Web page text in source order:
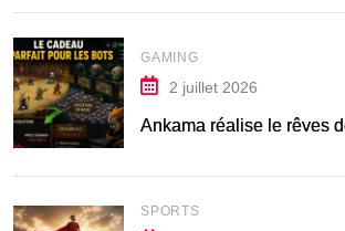
GAMING
2 juillet 2026
Ankama réalise le rêves
SPORTS